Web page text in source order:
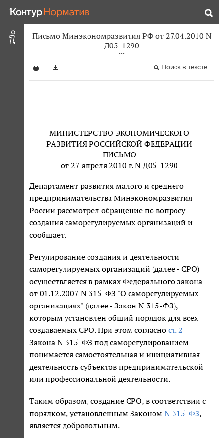
Письмо Минэкономразвития РФ от 27.04.2010 N
Д05-1290
Поиск в тексте
МИНИСТЕРСТВО ЭКОНОМИЧЕСКОГО
РАЗВИТИЯ РОССИЙСКОЙ ФЕДЕРАЦИИ
ПИСЬМО
от 27 апреля 2010 г. N Д05-1290
Департамент развития малого и среднего
предпринимательства Минэкономразвития
России рассмотрел обращение по вопросу
создания саморегулируемых организаций и
сообщает.
Регулирование создания и деятельности
саморегулируемых организаций (далее - СРО)
осуществляется в рамках Федерального закона
от 01.12.2007 N 315-ФЗ "О саморегулируемых
организациях" (далее - Закон N 315-ФЗ),
которым установлен общий порядок для всех
создаваемых СРО. При этом согласно ст. 2
Закона N 315-ФЗ под саморегулированием
понимается самостоятельная и инициативная
деятельность субъектов предпринимательской
или профессиональной деятельности.
Таким образом, создание СРО, в соответствии с
порядком, установленным Законом N 315-ФЗ,
является добровольным.